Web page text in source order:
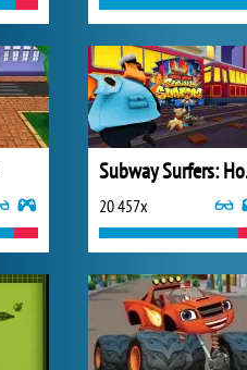
20 457x